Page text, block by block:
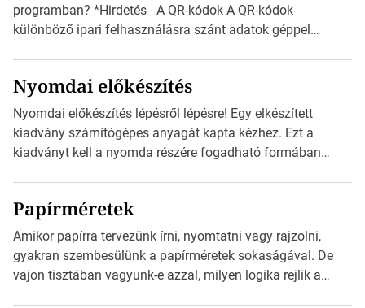
programban? *Hirdetés A QR-kódok A QR-kódok
különböző ipari felhasználásra szánt adatok géppel
okostelefonjára telepíthet egy QR-kód-leolvasó
alkalmazást, ami leolvasni és dekódolni képes az URL-
információt és átirányítja a telefon böngészőjét a cég
weblapjára. A QR-kód beolvasása után a felhasználó
Nyomdai előkészítés
Nyomdai előkészítés lépésről lépésre! Egy elkészített
kiadvány számítógépes anyagát kapta kézhez. Ezt a
kiadványt kell a nyomda részére fogadható formában
Illustratorban készült vektorgrafika. *Hirdetés Minden
esetben konzultáljunk a nyomdával, mielőtt elkezdjük a
nyomdai előkészítést!Nehogy az elkészült munka után
derüljön ki, hogy valamit másképp kellett volna csinálni! […]
Papírméretek
Amikor papírra tervezünk írni, nyomtatni vagy rajzolni,
gyakran szembesülünk a papírméretek sokaságával. De
vajon tisztában vagyunk-e azzal, milyen logika rejlik a